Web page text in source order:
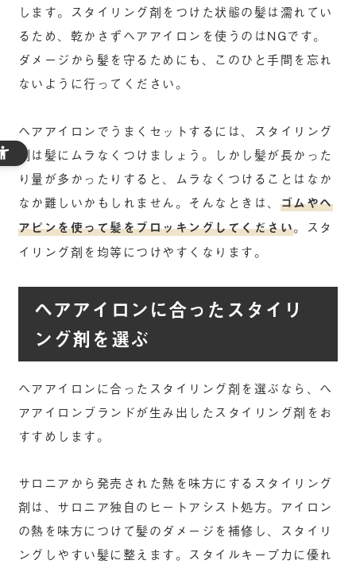
します。スタイリング剤をつけた状態の髪は濡れてい
るため、乾かさずヘアアイロンを使うのはNGです。
ダメージから髪を守るためにも、このひと手間を忘れ
ないように行ってください。
ヘアアイロンでうまくセットするには、スタイリング
剤は髪にムラなくつけましょう。しかし髪が長かった
り量が多かったりすると、ムラなくつけることはなか
なか難しいかもしれません。そんなときは、 ゴムやヘ
アピンを使って髪をブロッキングしてください。スタ
イリング剤を均等につけやすくなります。
ヘアアイロンに合ったスタイリ
ング剤を選ぶ
ヘアアイロンに合ったスタイリング剤を選ぶなら、ヘ
アアイロンブランドが生み出したスタイリング剤をお
すすめします。
サロニアから発売された熱を味方にするスタイリング
剤は、サロニア独自のヒートアシスト処方。アイロン
の熱を味方につけて髪のダメージを補修し、スタイリ
ングしやすい髪に整えます。スタイルキープ力に優れ